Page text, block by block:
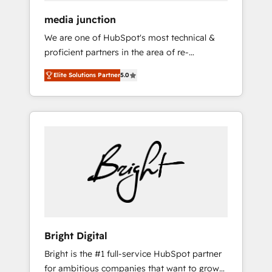
media junction
We are one of HubSpot's most technical &
proficient partners in the area of re-
platforming, website design & development.
We specialize in multi-hub implementations
for mid-market & enterprise companies. We
are woman-owned, powered by coffee, and
Impact Award 🏆2022 Technical Expertise
Impact Award 🏆2022 Platform Migration
Excellence Impact Award 🏆2020 Elite
Solutions Partner 🏆2019 Integrations
Website Design HubSpot Impact Award 🏆
2017 Website Design HubSpot Impact Award
Elite Solutions Partner5.0
Bright Digital
Bright is the #1 full-service HubSpot partner
for ambitious companies that want to grow